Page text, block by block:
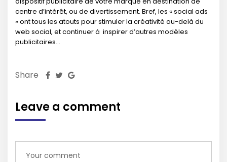
centre d’intérêt, ou de divertissement. Bref, les « social ads
» ont tous les atouts pour stimuler la créativité au-delà du
web social, et continuer à inspirer d’autres modèles
publicitaires…
Share
Leave a comment